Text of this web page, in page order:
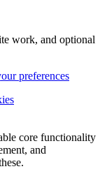
work, and optional
preferences
core functionality
and